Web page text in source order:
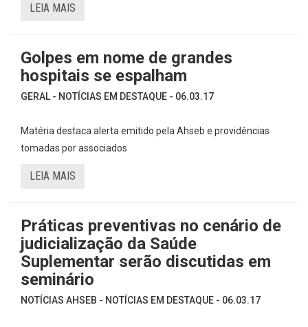
LEIA MAIS
Golpes em nome de grandes
hospitais se espalham
GERAL - NOTÍCIAS EM DESTAQUE - 06.03.17
Matéria destaca alerta emitido pela Ahseb e providências
tomadas por associados
LEIA MAIS
Práticas preventivas no cenário de
judicialização da Saúde
Suplementar serão discutidas em
seminário
NOTÍCIAS AHSEB - NOTÍCIAS EM DESTAQUE - 06.03.17